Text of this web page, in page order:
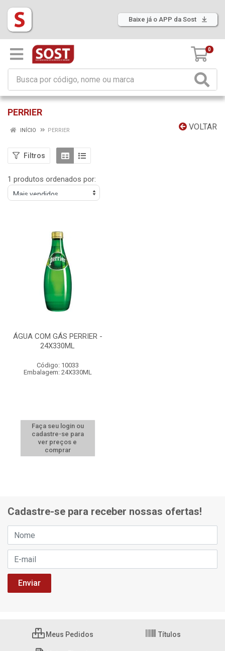
Baixe já o APP da Sost
0
PERRIER
VOLTAR
INÍCIO PERRIER
Filtros
1 produtos ordenados por:
ÁGUA COM GÁS PERRIER -
24X330ML
Código: 10033
Embalagem: 24X330ML
Faça seu login ou
cadastre-se para
ver preços e
comprar
Cadastre-se para receber nossas ofertas!
Meus Pedidos Títulos